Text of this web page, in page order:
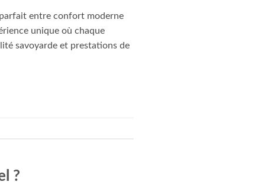
parfait entre confort moderne
unique où chaque
savoyarde et prestations de
?